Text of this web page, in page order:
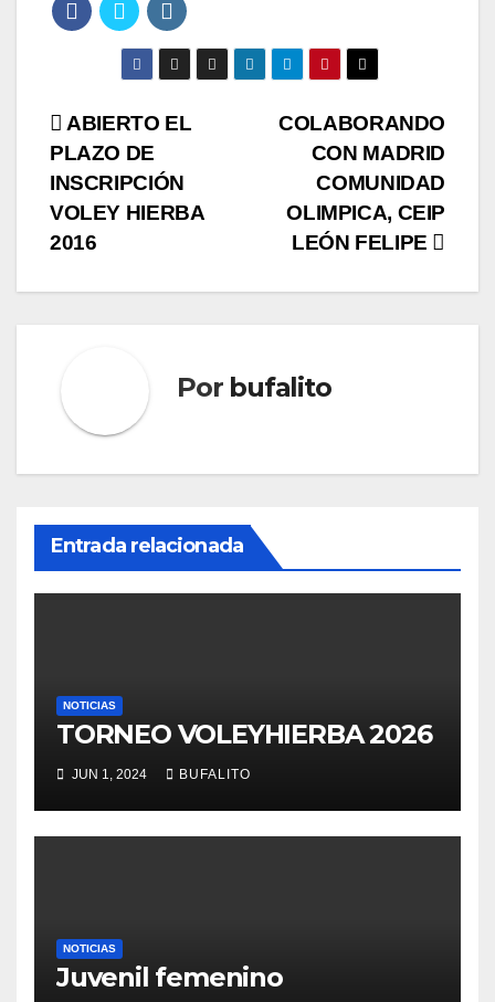
Navegación
de
entradas
COLABORANDO
CON MADRID
COMUNIDAD
OLIMPICA, CEIP
LEÓN FELIPE
ABIERTO EL
PLAZO DE
INSCRIPCIÓN
VOLEY HIERBA
2016
Por bufalito
Entrada relacionada
NOTICIAS
TORNEO VOLEYHIERBA 2026
JUN 1, 2024 BUFALITO
NOTICIAS
Juvenil femenino